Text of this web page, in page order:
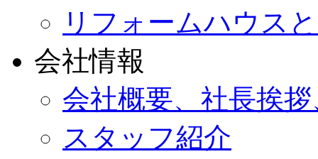
リフォームハウス
会社情報
会社概要、社長挨
スタッフ紹介